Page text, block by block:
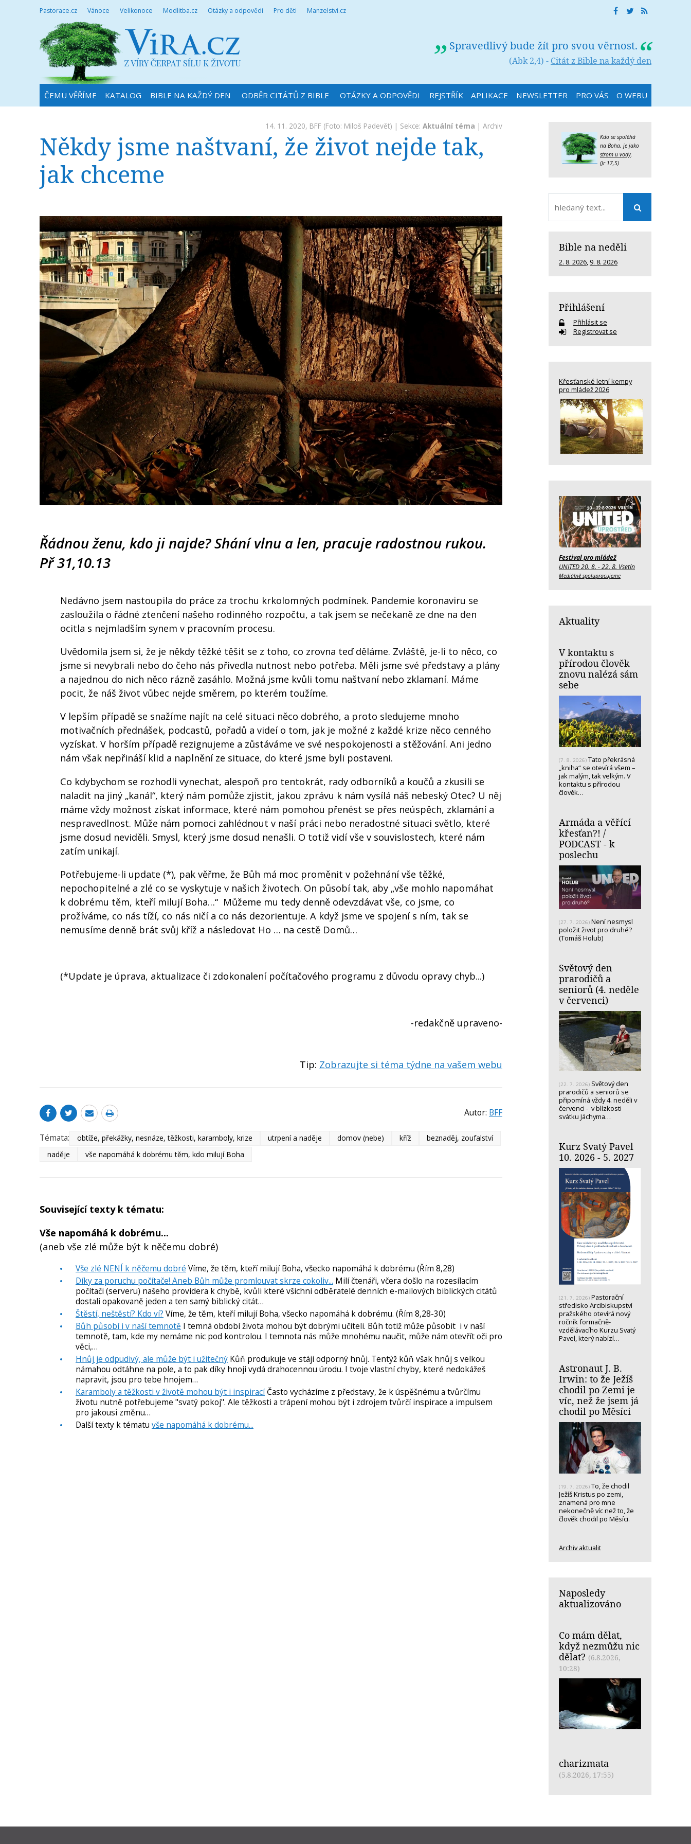
Pastorace.cz Vánoce Velikonoce Modlitba.cz Otázky a odpovědi Pro děti Manzelstvi.cz
Spravedlivý bude žít pro svou věrnost.
(Abk 2,4) - Citát z Bible na každý den
ČEMU VĚŘÍME KATALOG BIBLE NA KAŽDÝ DEN ODBĚR CITÁTŮ Z BIBLE OTÁZKY A ODPOVĚDI REJSTŘÍK APLIKACE NEWSLETTER PRO VÁS O WEBU
14. 11. 2020, BFF (Foto: Miloš Padevět) | Sekce: Aktuální téma | Archiv
Někdy jsme naštvaní, že život nejde tak,
jak chceme
Řádnou ženu, kdo ji najde? Shání vlnu a len, pracuje radostnou rukou.
Př 31,10.13
Nedávno jsem nastoupila do práce za trochu krkolomných podmínek. Pandemie koronaviru se
zasloužila o řádné ztenčení našeho rodinného rozpočtu, a tak jsem se nečekaně ze dne na den
ocitla s nejmladším synem v pracovním procesu.
Uvědomila jsem si, že je někdy těžké těšit se z toho, co zrovna teď děláme. Zvláště, je-li to něco, co
jsme si nevybrali nebo do čeho nás přivedla nutnost nebo potřeba. Měli jsme své představy a plány
a najednou do nich něco rázně zasáhlo. Možná jsme kvůli tomu naštvaní nebo zklamaní. Máme
pocit, že náš život vůbec nejde směrem, po kterém toužíme.
V lepším případě se snažíme najít na celé situaci něco dobrého, a proto sledujeme mnoho
motivačních přednášek, podcastů, pořadů a videí o tom, jak je možné z každé krize něco cenného
vyzískat. V horším případě rezignujeme a zůstáváme ve své nespokojenosti a stěžování. Ani jedno
nám však nepřináší klid a naplnění ze situace, do které jsme byli postaveni.
Co kdybychom se rozhodli vynechat, alespoň pro tentokrát, rady odborníků a koučů a zkusili se
naladit na jiný „kanál“, který nám pomůže zjistit, jakou zprávu k nám vysílá náš nebeský Otec? U něj
máme vždy možnost získat informace, které nám pomohou přenést se přes neúspěch, zklamání a
nespravedlnost. Může nám pomoci zahlédnout v naší práci nebo neradostné situaci světlo, které
jsme dosud neviděli. Smysl, který jsme dosud nenašli. O totiž vidí vše v souvislostech, které nám
zatím unikají.
Potřebujeme-li update (*), pak věřme, že Bůh má moc proměnit v požehnání vše těžké,
nepochopitelné a zlé co se vyskytuje v našich životech. On působí tak, aby „vše mohlo napomáhat
k dobrému těm, kteří milují Boha…“ Můžeme mu tedy denně odevzdávat vše, co jsme, co
prožíváme, co nás tíží, co nás ničí a co nás dezorientuje. A když jsme ve spojení s ním, tak se
nemusíme denně brát svůj kříž a následovat Ho … na cestě Domů…
(*Update je úprava, aktualizace či zdokonalení počítačového programu z důvodu opravy chyb...)
-redakčně upraveno-
Tip: Zobrazujte si téma týdne na vašem webu
Autor: BFF
Témata: obtíže, překážky, nesnáze, těžkosti, karamboly, krize utrpení a naděje domov (nebe) kříž
beznaděj, zoufalství
naděje
vše napomáhá k dobrému těm, kdo milují Boha
Související texty k tématu:
Vše napomáhá k dobrému...
(aneb vše zlé může být k něčemu dobré)
Vše zlé NENÍ k něčemu dobré Víme, že těm, kteří milují Boha, všecko napomáhá k dobrému (Řím 8,28)
Díky za poruchu počítače! Aneb Bůh může promlouvat skrze cokoliv... Milí čtenáři, včera došlo na rozesílacím
počítači (serveru) našeho providera k chybě, kvůli které všichni odběratelé denních e-mailových biblických citátů
dostali opakovaně jeden a ten samý biblický citát…
Štěstí, neštěstí? Kdo ví? Víme, že těm, kteří milují Boha, všecko napomáhá k dobrému. (Řím 8,28-30)
Bůh působí i v naší temnotě I temná období života mohou být dobrými učiteli. Bůh totiž může působit i v naší
temnotě, tam, kde my nemáme nic pod kontrolou. I temnota nás může mnohému naučit, může nám otevřít oči pro
věci,…
Hnůj je odpudivý, ale může být i užitečný Kůň produkuje ve stáji odporný hnůj. Tentýž kůň však hnůj s velkou
námahou odtáhne na pole, a to pak díky hnoji vydá drahocennou úrodu. I tvoje vlastní chyby, které nedokážeš
napravit, jsou pro tebe hnojem…
Karamboly a těžkosti v životě mohou být i inspiracíČasto vycházíme z představy, že k úspěšnému a tvůrčímu
životu nutně potřebujeme "svatý pokoj". Ale těžkosti a trápení mohou být i zdrojem tvůrčí inspirace a impulsem
pro jakousi změnu…
Další texty k tématu vše napomáhá k dobrému...
Kdo se spoléhá
na Boha, je jako
strom u vody.
(Jr 17,5)
Bible na neděli
2. 8. 2026, 9. 8. 2026
Přihlášení
Přihlásit se
Registrovat se
Křesťanské letní kempy
pro mládež 2026
Festival pro mládež
UNITED 20. 8. - 22. 8. Vsetín
Mediálně spolupracujeme
Aktuality
V kontaktu s
přírodou člověk
znovu nalézá sám
sebe
(7. 8. 2026) Tato překrásná
„kniha“ se otevírá všem –
jak malým, tak velkým. V
kontaktu s přírodou
člověk…
Armáda a věřící
křesťan?! /
PODCAST - k
poslechu
(27. 7. 2026) Není nesmysl
položit život pro druhé?
(Tomáš Holub)
Světový den
prarodičů a
seniorů (4. neděle
v červenci)
(22. 7. 2026) Světový den
prarodičů a seniorů se
připomíná vždy 4. neděli v
červenci - v blízkosti
svátku Jáchyma…
Kurz Svatý Pavel
10. 2026 - 5. 2027
(21. 7. 2026) Pastorační
středisko Arcibiskupství
pražského otevírá nový
ročník formačně-
vzdělávacího Kurzu Svatý
Pavel, který nabízí…
Astronaut J. B.
Irwin: to že Ježíš
chodil po Zemi je
víc, než že jsem já
chodil po Měsíci
(19. 7. 2026) To, že chodil
Ježíš Kristus po zemi,
znamená pro mne
nekonečně víc než to, že
člověk chodil po Měsíci.
Archiv aktualit
Naposledy
aktualizováno
Co mám dělat,
když nezmůžu nic
dělat? (6.8.2026,
10:28)
charizmata
(5.8.2026, 17:55)